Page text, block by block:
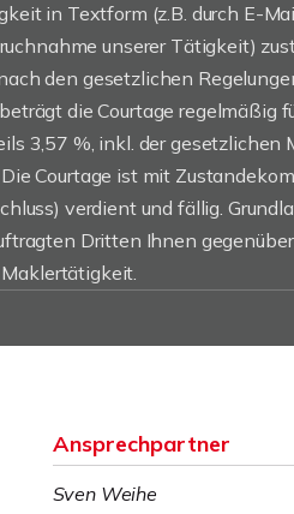
in Textform (z.B. durch E-
unserer Tätigkeit)
den gesetzlichen
die Courtage regelmäßig
3,57 %, inkl. der gesetzlichen
Courtage ist mit
verdient und fällig.
Dritten Ihnen
Ansprechpartner
Sven Weihe